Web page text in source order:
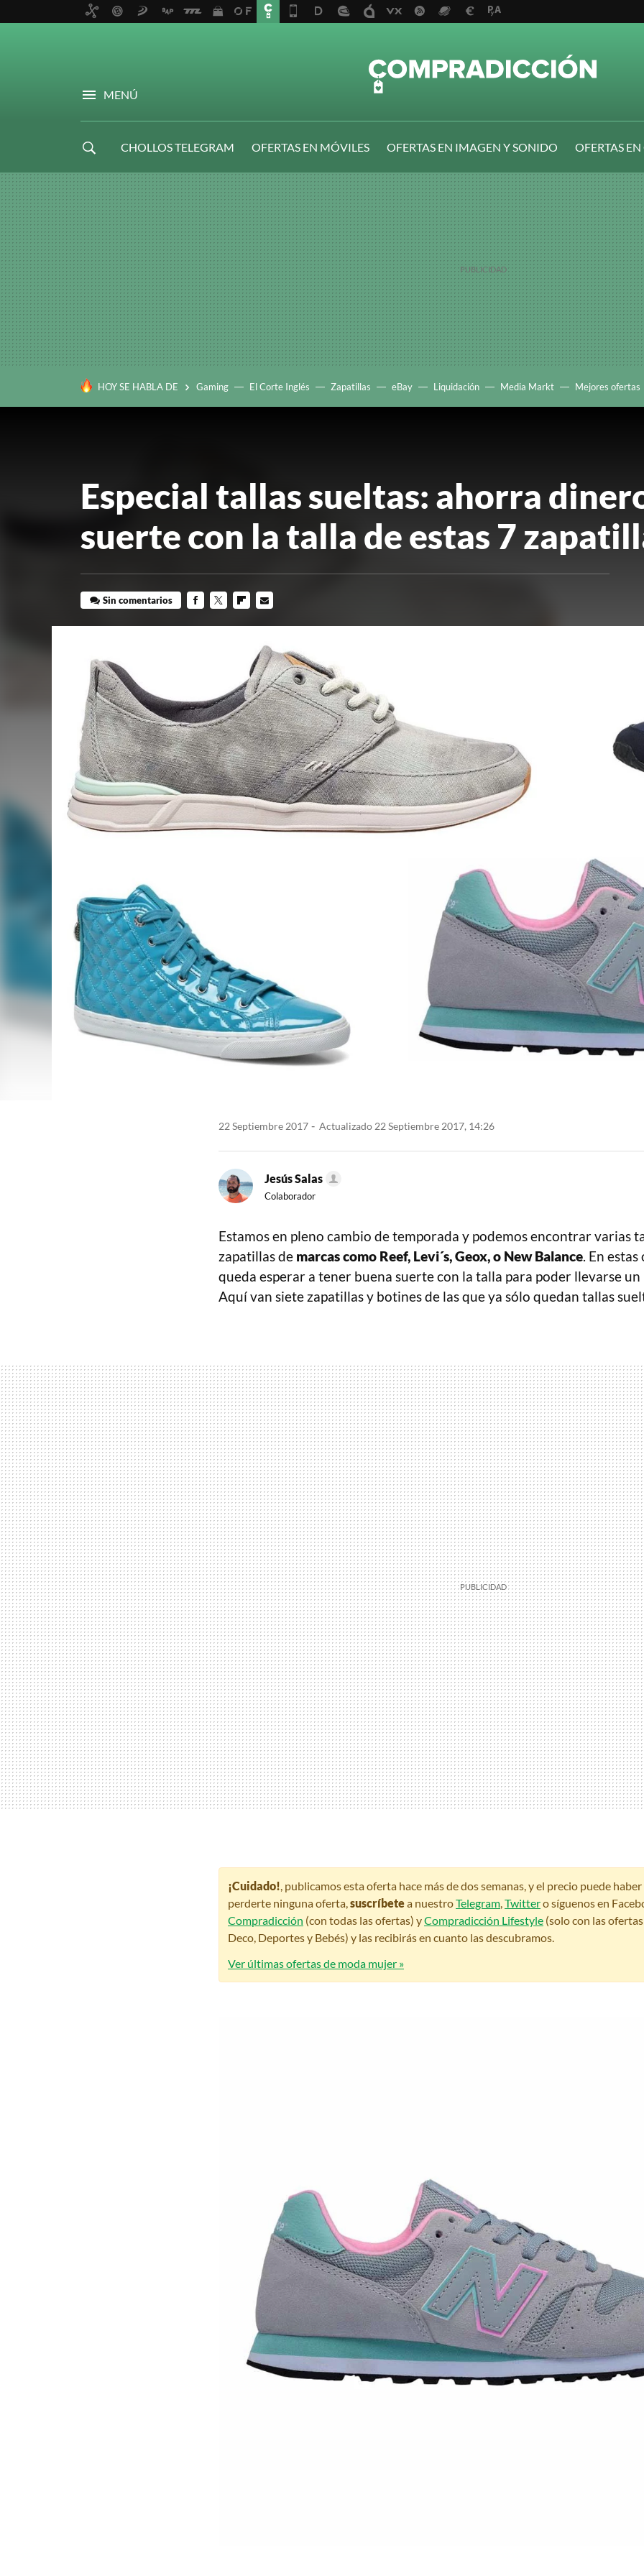
MENÚ
CHOLLOS TELEGRAM OFERTAS EN MÓVILES OFERTAS EN IMAGEN Y SONIDO
OFERTAS
HOY SE HABLA DE Gaming El Corte Inglés Zapatillas eBay Liquidación Media Markt Mejores ofertas
Especial tallas sueltas: ahorra
suerte con la talla de estas 7
Sin comentarios
22 Septiembre 2017 Actualizado 22 Septiembre 2017, 14:26
Jesús Salas
Colaborador
Estamos en pleno cambio de temporada y podemos encontrar varias
zapatillas de marcas como Reef, Levi´s, Geox, o New Balance. En
queda esperar a tener buena suerte con la talla para poder llevarse
Aquí van siete zapatillas y botines de las que ya sólo quedan tallas
¡Cuidado! , publicamos esta oferta hace más de dos semanas, y el precio puede
perderte ninguna oferta, suscríbetea nuestroTelegram Twittero síguenos en
Compradicción (con todas las ofertas) yCompradicción Lifestyle (solo con las
Deco, Deportes y Bebés) y las recibirás en cuanto las descubramos.
Ver últimas ofertas de moda mujer »